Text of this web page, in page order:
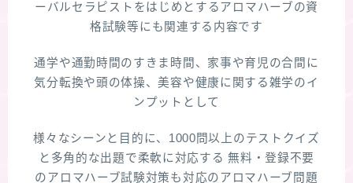
ーバルセラピストをはじめとするアロマハーブの資
格試験等にも関連する内容です
通学や通勤時間のすきま時間、家事や育児の合間に
気分転換や頭の体操、美容や健康に関する雑学のイ
ンプットとして
様々なシーンと目的に、1000問以上のテストクイズ
と多角的な出題で柔軟に対応する 無料・登録不要
のアロマハーブ試験対策も対応のアロマハーブ問題